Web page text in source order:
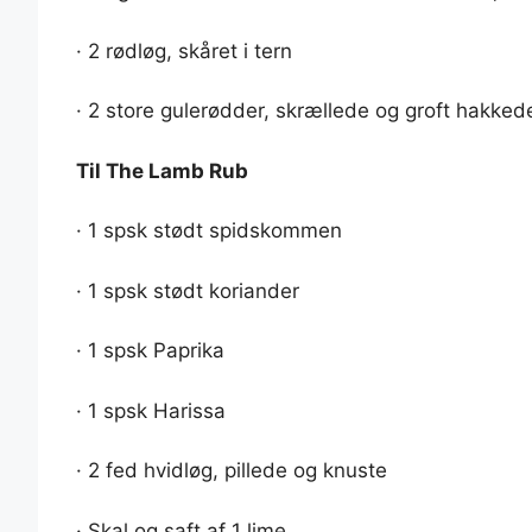
· 2 rødløg, skåret i tern
· 2 store gulerødder, skrællede og groft
Til The Lamb Rub
· 1 spsk stødt spidskommen
· 1 spsk stødt koriander
· 1 spsk Paprika
· 1 spsk Harissa
· 2 fed hvidløg, pillede og knuste